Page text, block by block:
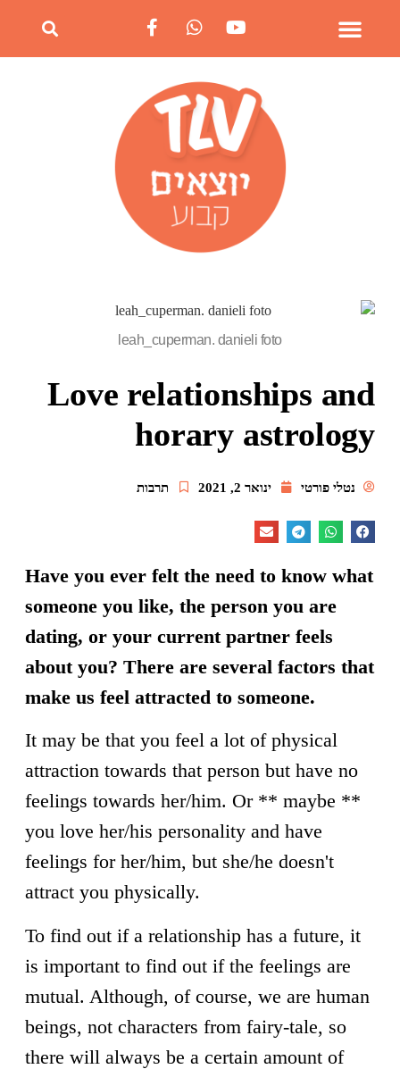
leah_cuperman. danieli foto
Love relationships and
horary astrology
נטלי פורטי ינואר 2, 2021 תרבות
Have you ever felt the need to know what
someone you like, the person you are
dating, or your current partner feels
about you? There are several factors that
make us feel attracted to someone.
It may be that you feel a lot of physical
attraction towards that person but have no
feelings towards her/him. Or ** maybe **
you love her/his personality and have
feelings for her/him, but she/he doesn't
attract you physically.
To find out if a relationship has a future, it
is important to find out if the feelings are
mutual. Although, of course, we are human
beings, not characters from fairy-tale, so
there will always be a certain amount of